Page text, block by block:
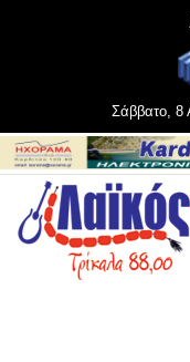
Σάββατο, 8